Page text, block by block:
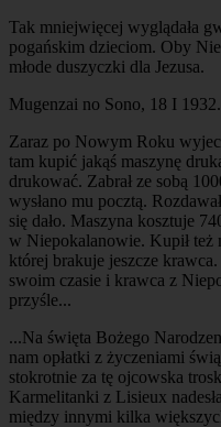
Tak mniejwięcej wyglądała
pogańskim dzieciom. Oby
młode duszyczki dla Jezusa.
Mugenzai no Sono, 18 I 1932.
Zaraz po Nowym Roku
tam kupić jakąś maszynę
drukować. Zabrał ze sobą
wysłano mu pocztą.
się dało. Maszyna kosztuje
w Niepokalanowie. Kupił też
której brakuje jeszcze
swoim czasie i krawca z
przyśle...
...Na święta Bożego
nam opłatki z życzeniami
stokrotnie za tę ojcowska
Karmelitanki z Lisieux
między innymi kilka